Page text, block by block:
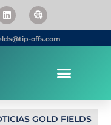
offs.com
GOLD FIELDS